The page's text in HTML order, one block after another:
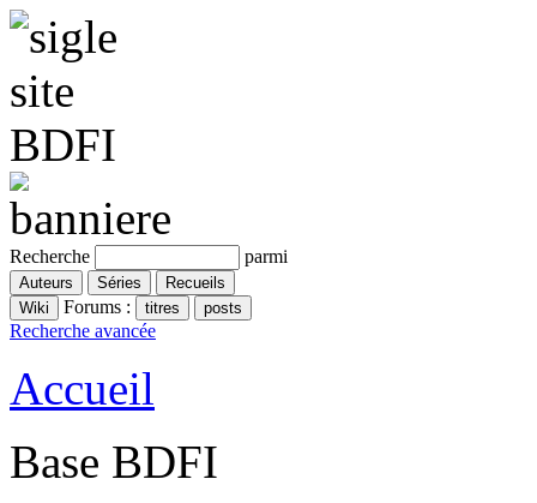
Recherche parmi
Forums :
Recherche avancée
Accueil
Base BDFI